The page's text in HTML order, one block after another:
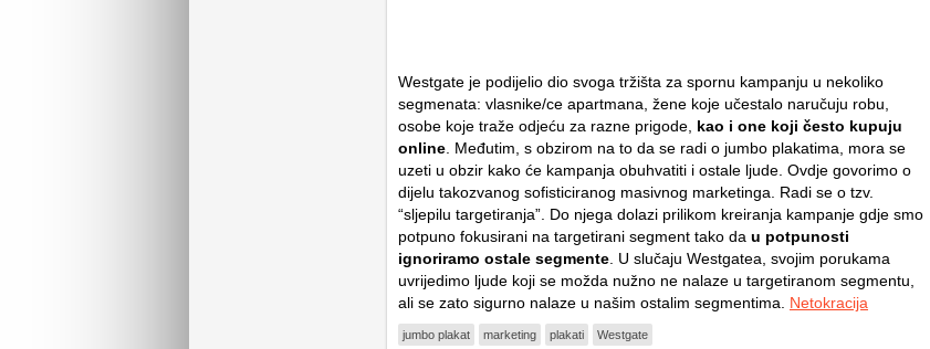
Westgate je podijelio dio svoga tržišta za spornu kampanju u nekoliko
segmenata: vlasnike/ce apartmana, žene koje učestalo naručuju robu,
osobe koje traže odjeću za razne prigode, kao i one koji često kupuju
online . Međutim, s obzirom na to da se radi o jumbo plakatima, mora se
uzeti u obzir kako će kampanja obuhvatiti i ostale ljude. Ovdje govorimo o
dijelu takozvanog sofisticiranog masivnog marketinga. Radi se o tzv.
“sljepilu targetiranja”. Do njega dolazi prilikom kreiranja kampanje gdje smo
potpuno fokusirani na targetirani segment tako da u potpunosti
ignoriramo ostale segmente . U slučaju Westgatea, svojim porukama
uvrijedimo ljude koji se možda nužno ne nalaze u targetiranom segmentu,
ali se zato sigurno nalaze u našim ostalim segmentima. Netokracija
jumbo plakat marketing plakati Westgate